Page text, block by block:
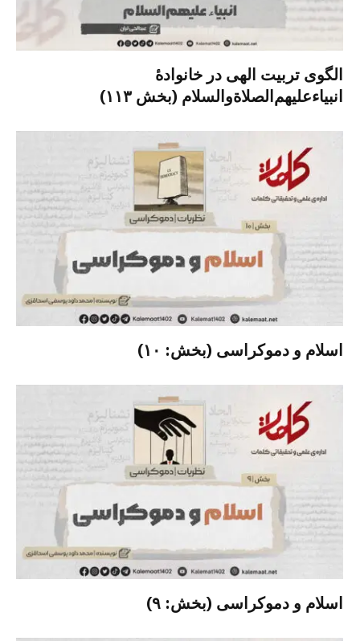
الگوی تربیت الهی در خانوادۀ
انبیاءعلیهم‌الصلاةو‌السلام (بخش ۱۱۳)
اسلام و دموکراسی (بخش: ۱۰)
اسلام و دموکراسی (بخش: ۹)